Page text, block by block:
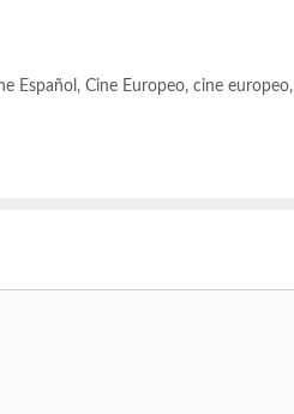
Español ,Cine Europeo,cine europeo,